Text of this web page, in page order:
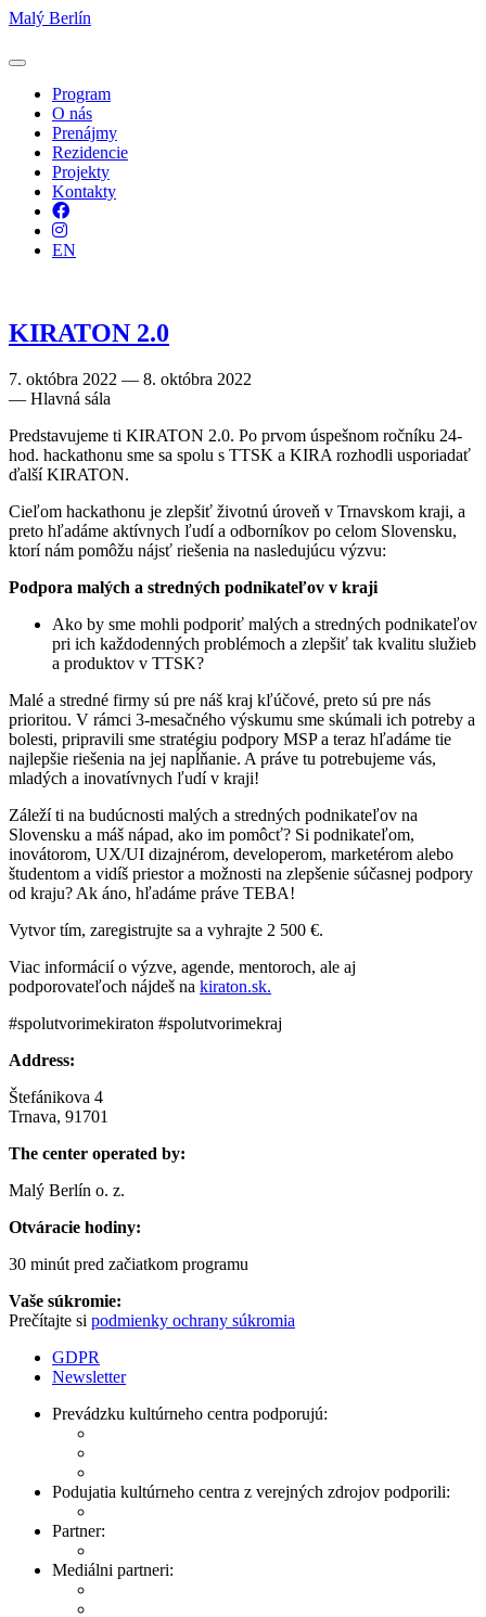
Malý Berlín
Program
O nás
Prenájmy
Rezidencie
Projekty
Kontakty
Facebook
Instagram
EN
KIRATON 2.0
7. októbra 2022 — 8. októbra 2022
— Hlavná sála
Predstavujeme ti KIRATON 2.0. Po prvom úspešnom ročníku 24-
hod. hackathonu sme sa spolu s TTSK a KIRA rozhodli usporiadať
ďalší KIRATON.
Cieľom hackathonu je zlepšiť životnú úroveň v Trnavskom kraji, a
preto hľadáme aktívnych ľudí a odborníkov po celom Slovensku,
ktorí nám pomôžu nájsť riešenia na nasledujúcu výzvu:
Podpora malých a stredných podnikateľov v kraji
Ako by sme mohli podporiť malých a stredných podnikateľov
pri ich každodenných problémoch a zlepšiť tak kvalitu služieb
a produktov v TTSK?
Malé a stredné firmy sú pre náš kraj kľúčové, preto sú pre nás
prioritou. V rámci 3-mesačného výskumu sme skúmali ich potreby a
bolesti, pripravili sme stratégiu podpory MSP a teraz hľadáme tie
najlepšie riešenia na jej napĺňanie. A práve tu potrebujeme vás,
mladých a inovatívnych ľudí v kraji!
Záleží ti na budúcnosti malých a stredných podnikateľov na
Slovensku a máš nápad, ako im pomôcť? Si podnikateľom,
inovátorom, UX/UI dizajnérom, developerom, marketérom alebo
študentom a vidíš priestor a možnosti na zlepšenie súčasnej podpory
od kraju? Ak áno, hľadáme práve TEBA!
Vytvor tím, zaregistrujte sa a vyhrajte 2 500 €.
Viac informácií o výzve, agende, mentoroch, ale aj
podporovateľoch nájdeš na kiraton.sk.
#spolutvorimekiraton #spolutvorimekraj
Address:
Štefánikova 4
Trnava, 91701
The center operated by:
Malý Berlín o. z.
Otváracie hodiny:
30 minút pred začiatkom programu
Vaše súkromie:
Prečítajte si podmienky ochrany súkromia
GDPR
Newsletter
Prevádzku kultúrneho centra podporujú:
Podujatia kultúrneho centra z verejných zdrojov podporili:
Partner:
Mediálni partneri: